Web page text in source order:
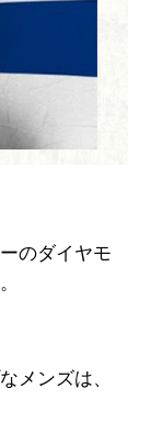
のダイヤモ
メンズは、